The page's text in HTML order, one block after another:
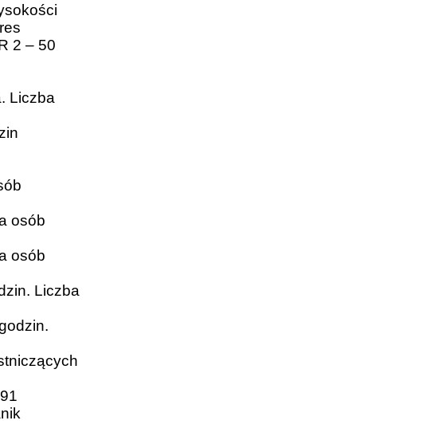
2 – 50
Liczba
osób
osób
Liczba